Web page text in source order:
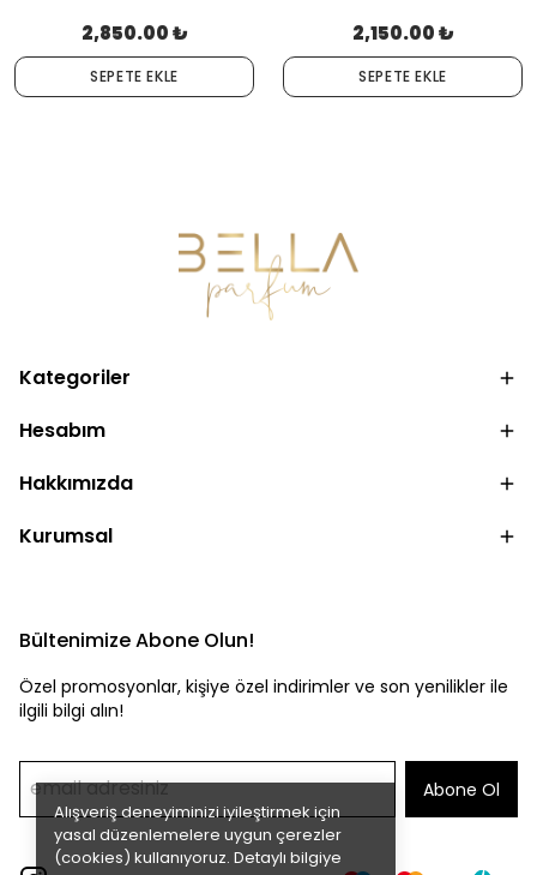
Alışveriş deneyiminizi iyileştirmek için
yasal düzenlemelere uygun çerezler
(cookies) kullanıyoruz. Detaylı bilgiye
2,850.00 ₺
SEPETE EKLE
2,150.00 ₺
SEPETE EKLE
Kategoriler
Hesabım
Hakkımızda
Kurumsal
Bültenimize Abone Olun!
Özel promosyonlar, kişiye özel indirimler ve son yenilikler ile
ilgili bilgi alın!
Abone Ol